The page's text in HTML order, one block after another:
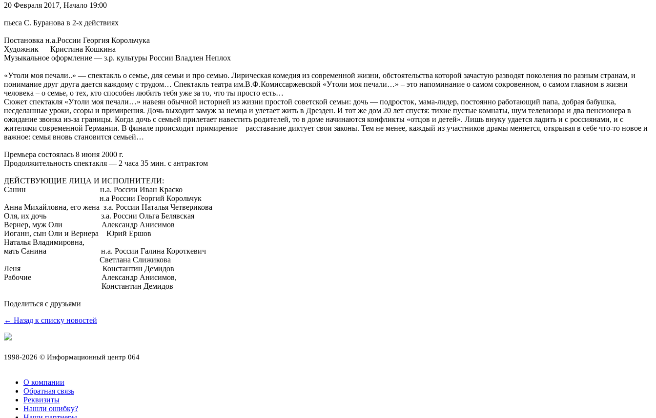
20 Февраля 2017, Начало 19:00
пьеса С. Буранова в 2-х действиях
Постановка н.а.России Георгия Корольчука
Художник — Кристина Кошкина
Музыкальное оформление — з.р. культуры России Владлен Неплох
«Утоли моя печали..» — спектакль о семье, для семьи и про семью. Лирическая комедия из современной жизни, обстоятельства которой зачастую разводят поколения по разным странам, и
понимание друг друга дается каждому с трудом… Спектакль театра им.В.Ф.Комиссаржевской «Утоли моя печали…» – это напоминание о самом сокровенном, о самом главном в жизни
человека – о семье, о тех, кто способен любить тебя уже за то, что ты просто есть…
Сюжет спектакля «Утоли моя печали…» навеян обычной историей из жизни простой советской семьи: дочь — подросток, мама-лидер, постоянно работающий папа, добрая бабушка,
несделанные уроки, ссоры и примирения. Дочь выходит замуж за немца и улетает жить в Дрезден. И тот же дом 20 лет спустя: тихие пустые комнаты, шум телевизора и два пенсионера в
ожидание звонка из-за границы. Когда дочь с семьей прилетает навестить родителей, то в доме начинаются конфликты «отцов и детей». Лишь внуку удается ладить и с россиянами, и с
жителями современной Германии. В финале происходит примирение – расставание диктует свои законы. Тем не менее, каждый из участников драмы меняется, открывая в себе что-то новое и
важное: семья вновь становится семьей…
Премьера состоялась 8 июня 2000 г.
Продолжительность спектакля — 2 часа 35 мин. с антрактом
ДЕЙСТВУЮЩИЕ ЛИЦА И ИСПОЛНИТЕЛИ:
Санин н.а. России Иван Краско
н.а России Георгий Корольчук
Анна Михайловна, его жена з.а. России Наталья Четверикова
Оля, их дочь з.а. России Ольга Белявская
Вернер, муж Оли Александр Анисимов
Иоганн, сын Оли и Вернера Юрий Ершов
Наталья Владимировна,
мать Санина н.а. России Галина Короткевич
Светлана Слижикова
Леня Константин Демидов
Рабочие Александр Анисимов,
Константин Демидов
Поделиться с друзьями
← Назад к списку новостей
1998-2026 © Информационный центр 064
О компании
Обратная связь
Реквизиты
Нашли ошибку?